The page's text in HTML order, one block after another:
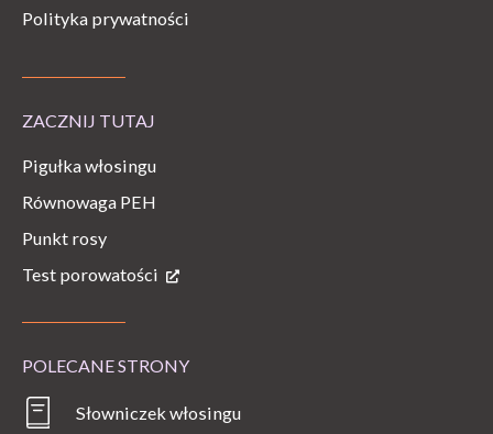
Polityka prywatności
ZACZNIJ TUTAJ
Pigułka włosingu
Równowaga PEH
Punkt rosy
Test porowatości
POLECANE STRONY
Słowniczek włosingu